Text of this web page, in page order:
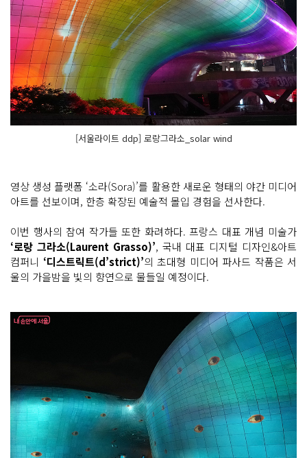
[서울라이트 ddp] 로랑그라소_solar wind
영상 생성 플랫폼 ‘소라(Sora)’를 활용한 새로운 형태의 야간 미디어
아트를 선보이며, 한층 확장된 예술적 몰입 경험을 선사한다.
이번 행사의 참여 작가들 또한 화려하다. 프랑스 대표 개념 미술가
‘로랑 그라소(Laurent Grasso)’, 국내 대표 디지털 디자인&아트
컴퍼니 ‘디스트릭트(d’strict)’의 초대형 미디어 파사드 작품은 서
울의 가을밤을 빛의 향연으로 물들일 예정이다.